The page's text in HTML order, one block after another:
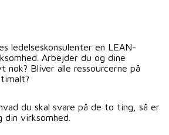
ledelseskonsulenter en LEAN-
Arbejder du og dine
Bliver alle ressourcerne på
du skal svare på de to ting, så er
virksomhed.